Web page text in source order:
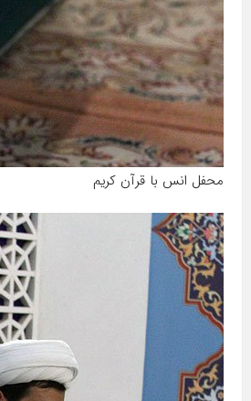
محفل انس با قرآن کریم